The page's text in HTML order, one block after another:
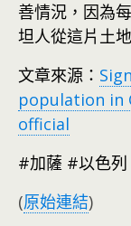
善情況，因為
坦人從這片土
文章來源：
population in
official
#加薩 #以色
(原始連結)